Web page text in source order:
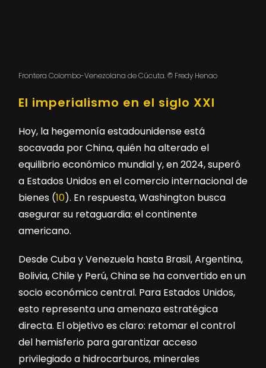
Frontera Colombo-Venezolana de Cúcuta. © Fredy Henao
El imperialismo en el siglo XXI
Hoy, la hegemonía estadounidense está
socavada por China, quién ha alterado el
equilibrio económico mundial y, en 2024, superó
a Estados Unidos en el comercio internacional de
bienes (10). En respuesta, Washington busca
asegurar su retaguardia: el continente
americano.
Desde Cuba y Venezuela hasta Brasil, Argentina,
Bolivia, Chile y Perú, China se ha convertido en un
socio económico central. Para Estados Unidos,
esto representa una amenaza estratégica
directa. El objetivo es claro: retomar el control
del hemisferio para garantizar acceso
privilegiado a hidrocarburos, minerales